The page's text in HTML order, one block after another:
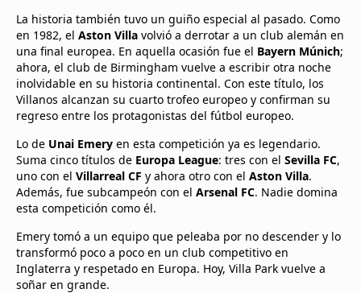
La historia también tuvo un guiño especial al pasado. Como
en 1982, el Aston Villa volvió a derrotar a un club alemán en
una final europea. En aquella ocasión fue el Bayern Múnich;
ahora, el club de Birmingham vuelve a escribir otra noche
inolvidable en su historia continental. Con este título, los
Villanos alcanzan su cuarto trofeo europeo y confirman su
regreso entre los protagonistas del fútbol europeo.
Lo de Unai Emery en esta competición ya es legendario.
Suma cinco títulos de Europa League: tres con el Sevilla FC,
uno con el Villarreal CF y ahora otro con el Aston Villa.
Además, fue subcampeón con el Arsenal FC. Nadie domina
esta competición como él.
Emery tomó a un equipo que peleaba por no descender y lo
transformó poco a poco en un club competitivo en
Inglaterra y respetado en Europa. Hoy, Villa Park vuelve a
soñar en grande.